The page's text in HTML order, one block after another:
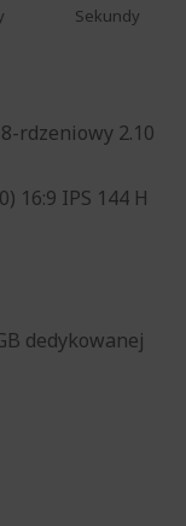
Sekundy
rdzeniowy 2.10
16:9 IPS 144 H
dedykowanej